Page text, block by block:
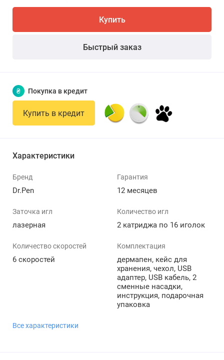
Купить
Быстрый заказ
₴ Покупка в кредит
Купить в кредит
Характеристики
Бренд
Dr.Pen
Гарантия
12 месяцев
Заточка игл
лазерная
Количество игл
2 катриджа по 16 иголок
Количество скоростей
6 скоростей
Комплектация
дермапен, кейс для
хранения, чехол, USB
адаптер, USB кабель, 2
сменные насадки,
инструкция, подарочная
упаковка
Все характеристики